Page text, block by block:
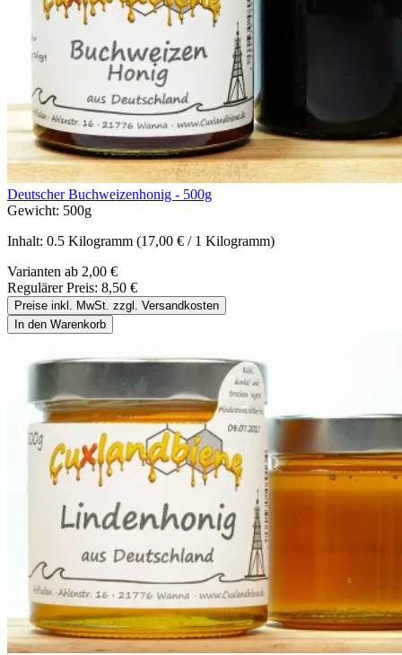
Deutscher Buchweizenhonig - 500g
Gewicht: 500g
Inhalt: 0.5 Kilogramm (17,00 € / 1 Kilogramm)
Varianten ab 2,00 €
Regulärer Preis: 8,50 €
Preise inkl. MwSt. zzgl. Versandkosten
In den Warenkorb